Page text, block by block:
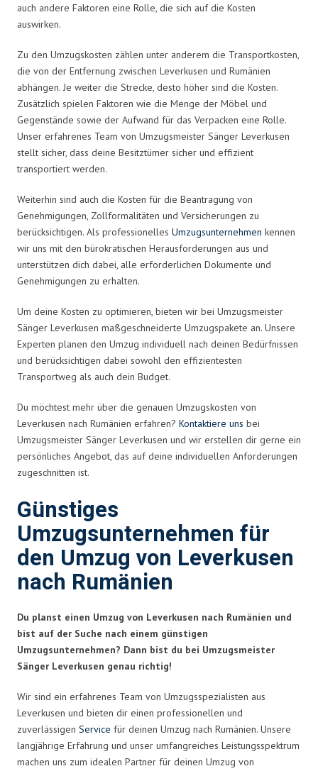
auch andere Faktoren eine Rolle, die sich auf die Kosten
auswirken.
Zu den Umzugskosten zählen unter anderem die Transportkosten,
die von der Entfernung zwischen Leverkusen und Rumänien
abhängen. Je weiter die Strecke, desto höher sind die Kosten.
Zusätzlich spielen Faktoren wie die Menge der Möbel und
Gegenstände sowie der Aufwand für das Verpacken eine Rolle.
Unser erfahrenes Team von Umzugsmeister Sänger Leverkusen
stellt sicher, dass deine Besitztümer sicher und effizient
transportiert werden.
Weiterhin sind auch die Kosten für die Beantragung von
Genehmigungen, Zollformalitäten und Versicherungen zu
berücksichtigen. Als professionelles Umzugsunternehmen kennen
wir uns mit den bürokratischen Herausforderungen aus und
unterstützen dich dabei, alle erforderlichen Dokumente und
Genehmigungen zu erhalten.
Um deine Kosten zu optimieren, bieten wir bei Umzugsmeister
Sänger Leverkusen maßgeschneiderte Umzugspakete an. Unsere
Experten planen den Umzug individuell nach deinen Bedürfnissen
und berücksichtigen dabei sowohl den effizientesten
Transportweg als auch dein Budget.
Du möchtest mehr über die genauen Umzugskosten von
Leverkusen nach Rumänien erfahren? Kontaktiere uns bei
Umzugsmeister Sänger Leverkusen und wir erstellen dir gerne ein
persönliches Angebot, das auf deine individuellen Anforderungen
zugeschnitten ist.
Günstiges
Umzugsunternehmen für
den Umzug von Leverkusen
nach Rumänien
Du planst einen Umzug von Leverkusen nach Rumänien und
bist auf der Suche nach einem günstigen
Umzugsunternehmen? Dann bist du bei Umzugsmeister
Sänger Leverkusen genau richtig!
Wir sind ein erfahrenes Team von Umzugsspezialisten aus
Leverkusen und bieten dir einen professionellen und
zuverlässigen Service für deinen Umzug nach Rumänien. Unsere
langjährige Erfahrung und unser umfangreiches Leistungsspektrum
machen uns zum idealen Partner für deinen Umzug von